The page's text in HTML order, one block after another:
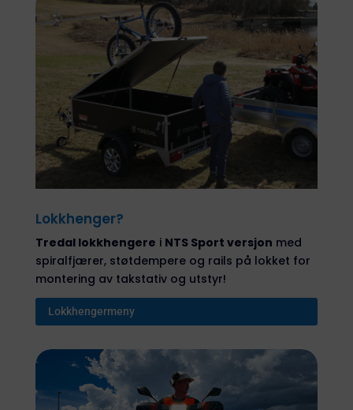
Lokkhenger?
Tredal lokkhengere i NTS Sport versjon med
spiralfjærer, støtdempere og rails på lokket for
montering av takstativ og utstyr!
Lokkhengermeny